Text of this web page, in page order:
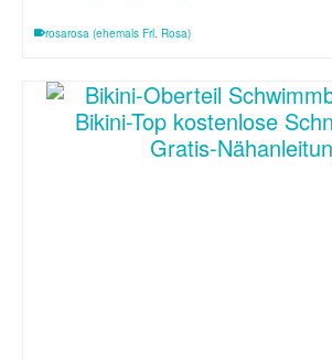
rosarosa (ehemals Frl. Rosa)